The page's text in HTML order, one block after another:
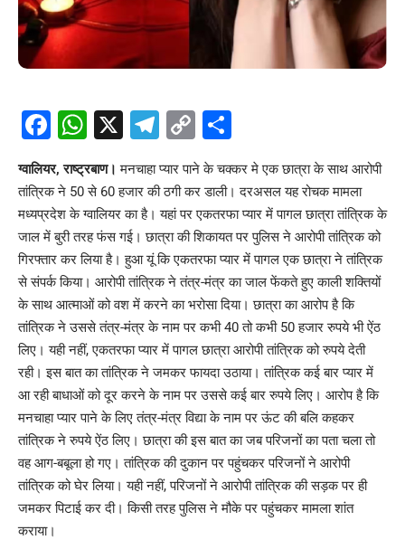
Facebook
WhatsApp
X Telegram
Copy
Link
ग्वालियर, राष्ट्रबाण। मनचाहा प्यार पाने के चक्कर मे एक छात्रा के साथ आरोपी
तांत्रिक ने 50 से 60 हजार की ठगी कर डाली। दरअसल यह रोचक मामला
मध्यप्रदेश के ग्वालियर का है। यहां पर एकतरफा प्यार में पागल छात्रा तांत्रिक के
जाल में बुरी तरह फंस गई। छात्रा की शिकायत पर पुलिस ने आरोपी तांत्रिक को
गिरफ्तार कर लिया है। हुआ यूं कि एकतरफा प्यार में पागल एक छात्रा ने तांत्रिक
से संपर्क किया। आरोपी तांत्रिक ने तंत्र-मंत्र का जाल फेंकते हुए काली शक्तियों
के साथ आत्माओं को वश में करने का भरोसा दिया। छात्रा का आरोप है कि
तांत्रिक ने उससे तंत्र-मंत्र के नाम पर कभी 40 तो कभी 50 हजार रुपये भी ऐंठ
लिए। यही नहीं, एकतरफा प्यार में पागल छात्रा आरोपी तांत्रिक को रुपये देती
रही। इस बात का तांत्रिक ने जमकर फायदा उठाया। तांत्रिक कई बार प्यार में
आ रही बाधाओं को दूर करने के नाम पर उससे कई बार रुपये लिए। आरोप है कि
मनचाहा प्यार पाने के लिए तंत्र-मंत्र विद्या के नाम पर ऊंट की बलि कहकर
तांत्रिक ने रुपये ऐंठ लिए। छात्रा की इस बात का जब परिजनों का पता चला तो
वह आग-बबूला हो गए। तांत्रिक की दुकान पर पहुंचकर परिजनों ने आरोपी
तांत्रिक को घेर लिया। यही नहीं, परिजनों ने आरोपी तांत्रिक की सड़क पर ही
जमकर पिटाई कर दी। किसी तरह पुलिस ने मौके पर पहुंचकर मामला शांत
कराया।